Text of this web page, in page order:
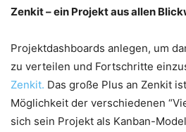
Zenkit – ein Projekt aus allen
Projektdashboards anlegen, um
zu verteilen und Fortschritte
Zenkit. Das große Plus an Zenkit
Möglichkeit der verschiedenen
sich sein Projekt als Kanban-